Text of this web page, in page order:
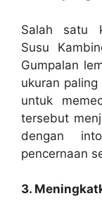
Salah satu
Susu
Gumpalan
ukuran
untuk
tersebut
dengan
pencernaan
3.